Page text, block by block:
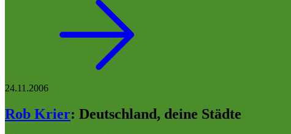
24.11.2006
Rob Krier: Deutschland, deine Städte